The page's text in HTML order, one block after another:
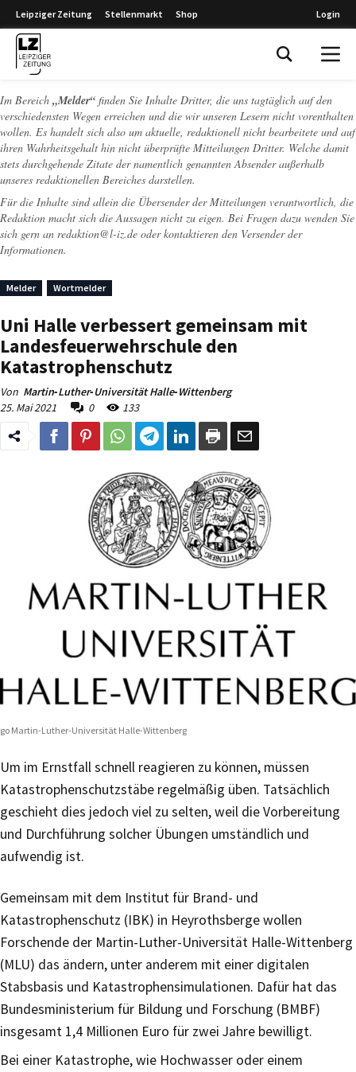
Leipziger Zeitung Stellenmarkt Shop Login
Im Bereich „Melder“ finden Sie Inhalte Dritter, die uns tagtäglich auf den
verschiedensten Wegen erreichen und die wir unseren Lesern nicht vorenthalten
wollen. Es handelt sich also um aktuelle, redaktionell nicht bearbeitete und auf
ihren Wahrheitsgehalt hin nicht überprüfte Mitteilungen Dritter. Welche damit
stets durchgehende Zitate der namentlich genannten Absender außerhalb
unseres redaktionellen Bereiches darstellen.
Für die Inhalte sind allein die Übersender der Mitteilungen verantwortlich, die
Redaktion macht sich die Aussagen nicht zu eigen. Bei Fragen dazu wenden Sie
sich gern an redaktion@l-iz.de oder kontaktieren den Versender der
Informationen.
Melder Wortmelder
Uni Halle verbessert gemeinsam mit
Landesfeuerwehrschule den
Katastrophenschutz
Von Martin‐Luther‐Universität Halle‐Wittenberg
25. Mai 2021
0 133
Martin-Luther-Universität Halle-Wittenberg
Um im Ernstfall schnell reagieren zu können, müssen
Katastrophenschutzstäbe regelmäßig üben. Tatsächlich
geschieht dies jedoch viel zu selten, weil die Vorbereitung
und Durchführung solcher Übungen umständlich und
aufwendig ist.
Gemeinsam mit dem Institut für Brand- und
Katastrophenschutz (IBK) in Heyrothsberge wollen
Forschende der Martin-Luther-Universität Halle-Wittenberg
(MLU) das ändern, unter anderem mit einer digitalen
Stabsbasis und Katastrophensimulationen. Dafür hat das
Bundesministerium für Bildung und Forschung (BMBF)
insgesamt 1,4 Millionen Euro für zwei Jahre bewilligt.
Bei einer Katastrophe, wie Hochwasser oder einem